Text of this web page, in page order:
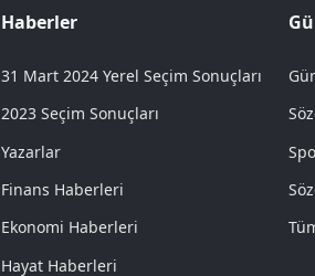
Haberler
31 Mart 2024 Yerel Seçim Sonuçları
2023 Seçim Sonuçları
Yazarlar
Finans Haberleri
Ekonomi Haberleri
Hayat Haberleri